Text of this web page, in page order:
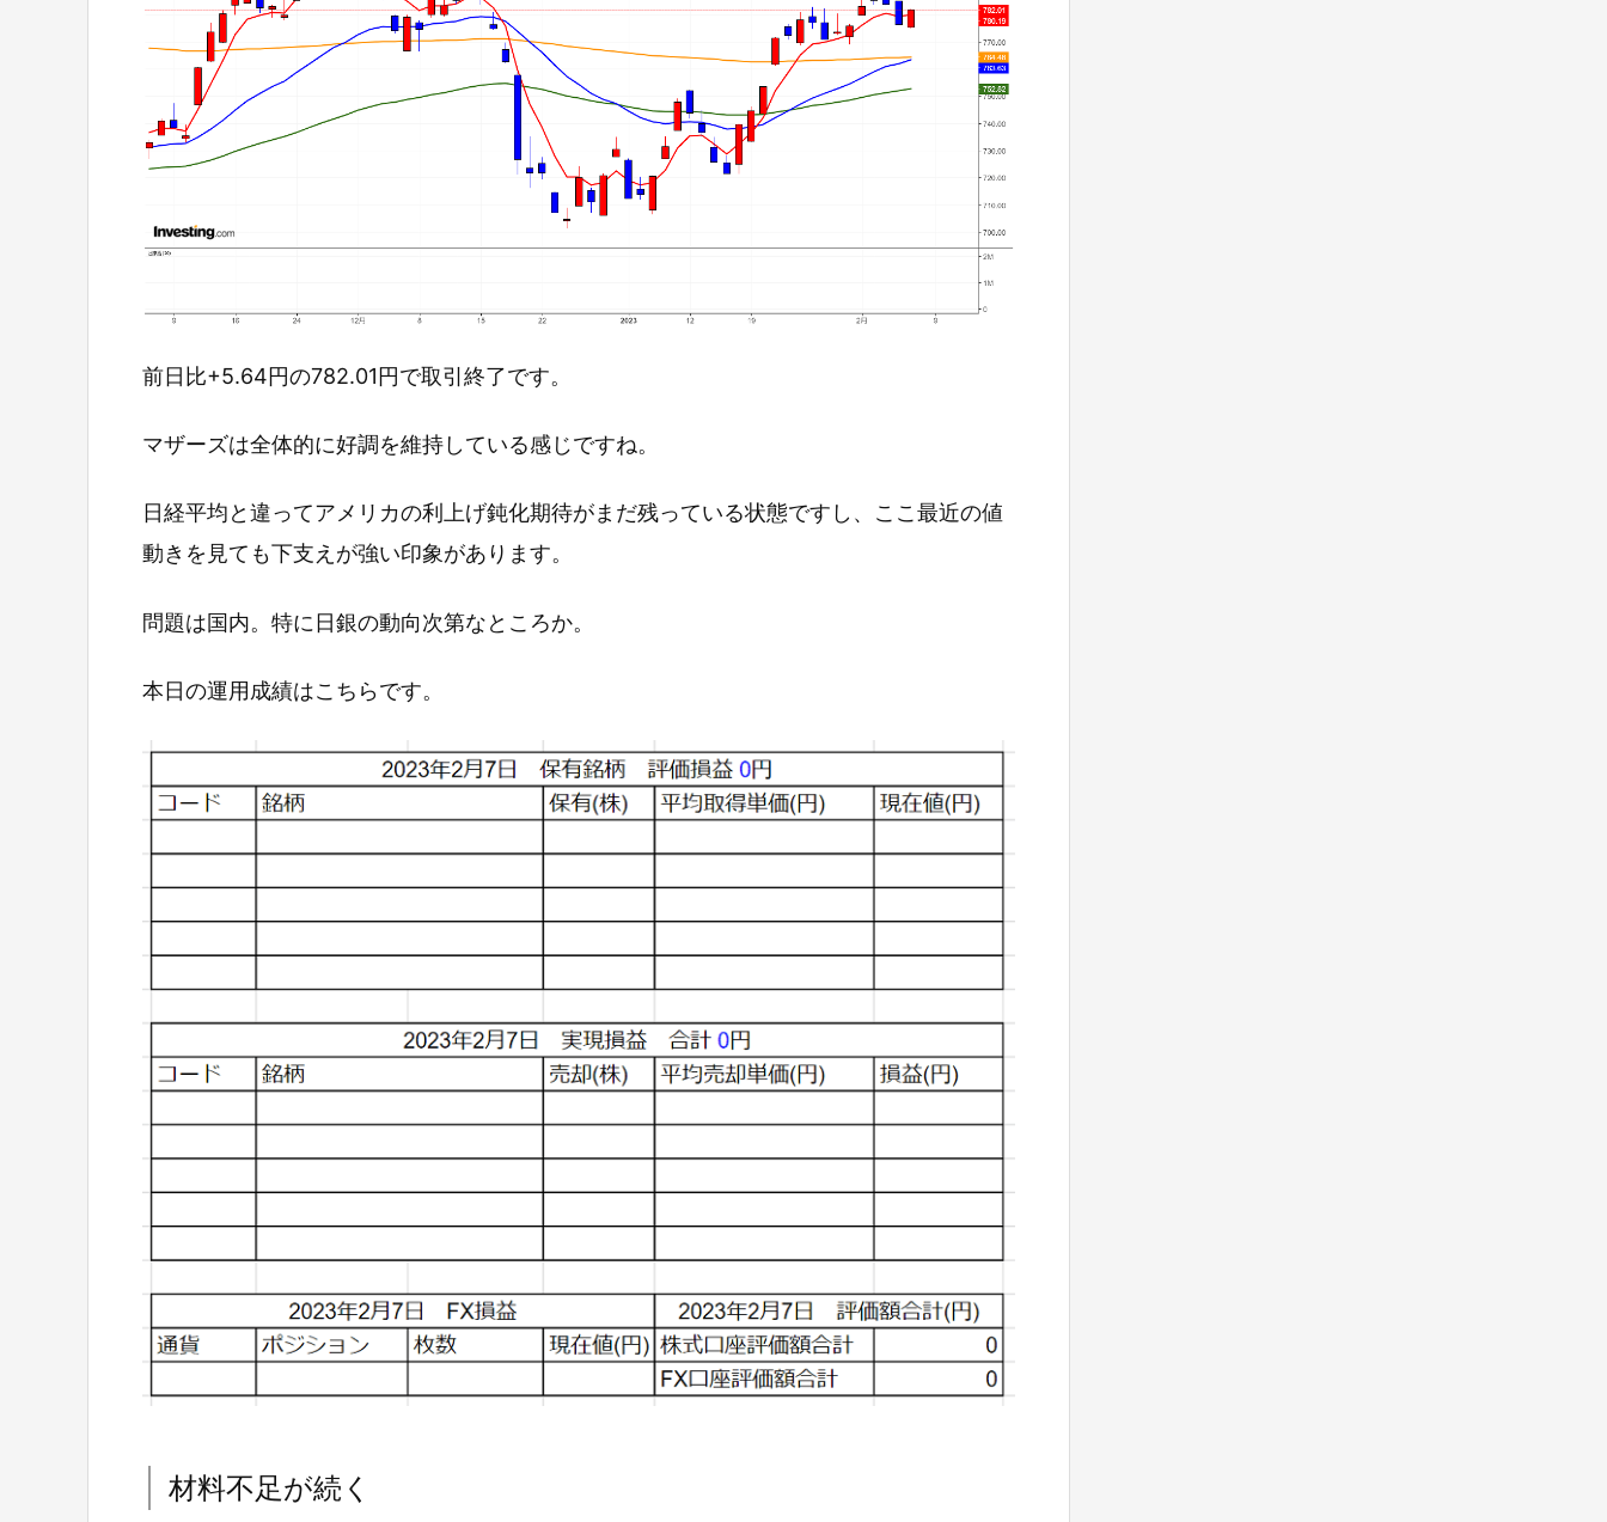
前日比+5.64円の782.01円で取引終了です。
マザーズは全体的に好調を維持している感じですね。
日経平均と違ってアメリカの利上げ鈍化期待がまだ残っている状態ですし、ここ最近の値
動きを見ても下支えが強い印象があります。
問題は国内。特に日銀の動向次第なところか。
本日の運用成績はこちらです。
材料不足が続く